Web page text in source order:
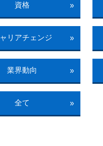
資格 »
リアチェンジ »
業界動向 »
全て »